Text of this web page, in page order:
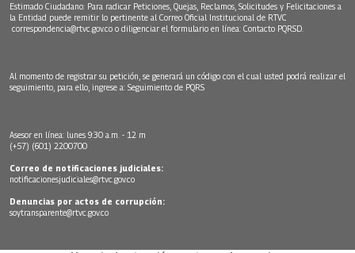
Estimado Ciudadano: Para radicar Peticiones, Quejas, Reclamos, Solicitudes y Felicitaciones a
la Entidad puede remitir lo pertinente al Correo Oficial Institucional de RTVC
correspondencia@rtvc.gov.co o diligenciar el formulario en línea: Contacto PQRSD.
Al momento de registrar su petición, se generará un código con el cual usted podrá realizar el
seguimiento, para ello, ingrese a: Seguimiento de PQRS
Asesor en línea: lunes 9:30 a.m. - 12 m
(+57) (601) 2200700
Correo de notificaciones judiciales:
notificacionesjudiciales@rtvc.gov.co
Denuncias por actos de corrupción:
soytransparente@rtvc.gov.co